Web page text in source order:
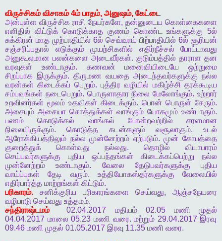
விருச்சிகம் விசாகம் 4ம் பாதம், அனுஷம், கேட்டை
அன்புள்ள விருச்சிக ராசி நேயர்களே,தன்னுடைய கொள்கைகளை
எளிதில் விட்டுக் கொடுக்காத குணம் கொண்ட உங்களுக்கு 5ல்
சுக்கிரன் மாத முற்பாதியில் 6ல் செவ்வாய் பிற்பாதியில் 6ல் சூரியன்
சஞ்சரிப்பதால்
எடுக்கும் முயற்சிகளில் எதிர்நீச்சல்
போட்டாவது
அனுகூலமான பலன்களை அடைவீர்கள்.குடும்பத்தில் தாராள தன
வரவுகள்
உண்டாகும். கணவன் மனைவியிடையே
ஒற்றுமை
சிறப்பாக இருக்கும். திருமண வயதை அடைந்தவர்களுக்கு நல்ல
வரன்கள் கிடைக்கப் பெறும்.புத்திர வழியில் மகிழ்ச்சி தரக்கூடிய
சம்பவங்கள் நடைபெறும். பொருளாதார நிலை மேலோங்கும்.உற்றார்
உறவினர்கள் மூலம் உதவிகள் கிடைக்கும். பொன் பொருள் சேரும்.
அசையும் அசையா சொத்துக்கள் வாங்கும் யோகமும் உண்டாகும்.
பணம்
கொடுக்கல் வாங்கல் போன்றவற்றில்
சரளமான
நிலையிருக்கும்.கொடுத்த கடன்களும் வசூலாகும். உடல்
ஆரோக்கியத்திலும் நல்ல முன்னேற்றம் ஏற்படும்.முன் கோபத்தை
குறைத்துக்
கொள்வது நல்லது. தொழில்
வியாபாரம்
செய்பவர்களுக்கு
புதிய ஒப்பந்தங்கள் கிடைக்கப்பெற்று
நல்ல
முன்னேற்றம்
உண்டாகும். வேலை தேடுபவர்களுக்கு
புதிய
வாய்ப்புகள்
தேடி வரும். உத்தியோகஸ்தர்களுக்கு
வேலையில்
எதிர்பார்த்த மாற்றங்கள் கிட்டும்.
பரிகாரம். சனிக்குரிய பரிகாரங்களை செய்வது, ஆஞ்சநேயரை
வழிபாடு செய்வது உத்தமம்.
சந்திராஷ்டமம் 02.04.2017 மதியம்02.05 மணி
முதல்
04.04.2017 மாலை 05.23 மணி வரை.மற்றும் 29.04.2017 இரவு
09.46 மணி முதல் 01.05.2017 இரவு 11.35 மணி வரை.